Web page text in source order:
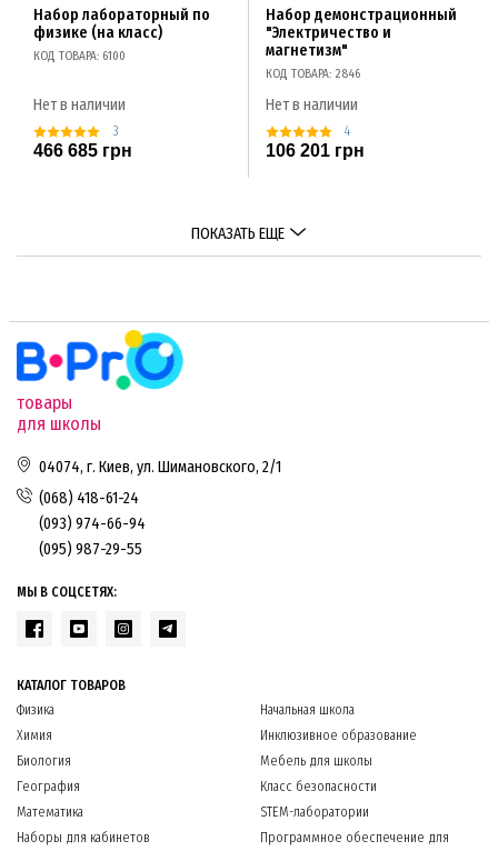
Набор лабораторный по
физике (на класс)
КОД ТОВАРА: 6100
Нет в наличии
3
466 685 грн
Набор демонстрационный
"Электричество и
магнетизм"
КОД ТОВАРА: 2846
Нет в наличии
4
106 201 грн
ПОКАЗАТЬ ЕЩЕ
товары
для школы
04074, г. Киев, ул. Шимановского, 2/1
(068) 418-61-24
(093) 974-66-94
(095) 987-29-55
МЫ В СОЦСЕТЯХ:
КАТАЛОГ ТОВАРОВ
Физика
Химия
Биология
География
Математика
Наборы для кабинетов
Начальная школа
Инклюзивное образование
Мебель для школы
Класс безопасности
STEM-лаборатории
Программное обеспечение для